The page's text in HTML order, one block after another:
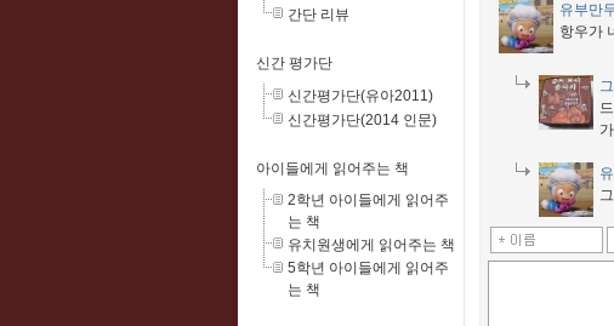
간단 리뷰
신간 평가단
신간평가단(유아2011)
신간평가단(2014 인문)
아이들에게 읽어주는 책
2학년 아이들에게 읽어주
는 책
유치원생에게 읽어주는 책
5학년 아이들에게 읽어주
는 책
유부만
항우가